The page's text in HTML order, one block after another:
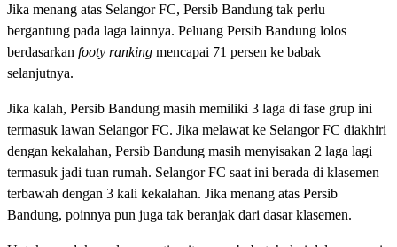
Jika menang atas Selangor FC, Persib Bandung tak perlu
bergantung pada laga lainnya. Peluang Persib Bandung lolos
berdasarkan footy ranking mencapai 71 persen ke babak
selanjutnya.
Jika kalah, Persib Bandung masih memiliki 3 laga di fase grup ini
termasuk lawan Selangor FC. Jika melawat ke Selangor FC diakhiri
dengan kekalahan, Persib Bandung masih menyisakan 2 laga lagi
termasuk jadi tuan rumah. Selangor FC saat ini berada di klasemen
terbawah dengan 3 kali kekalahan. Jika menang atas Persib
Bandung, poinnya pun juga tak beranjak dari dasar klasemen.